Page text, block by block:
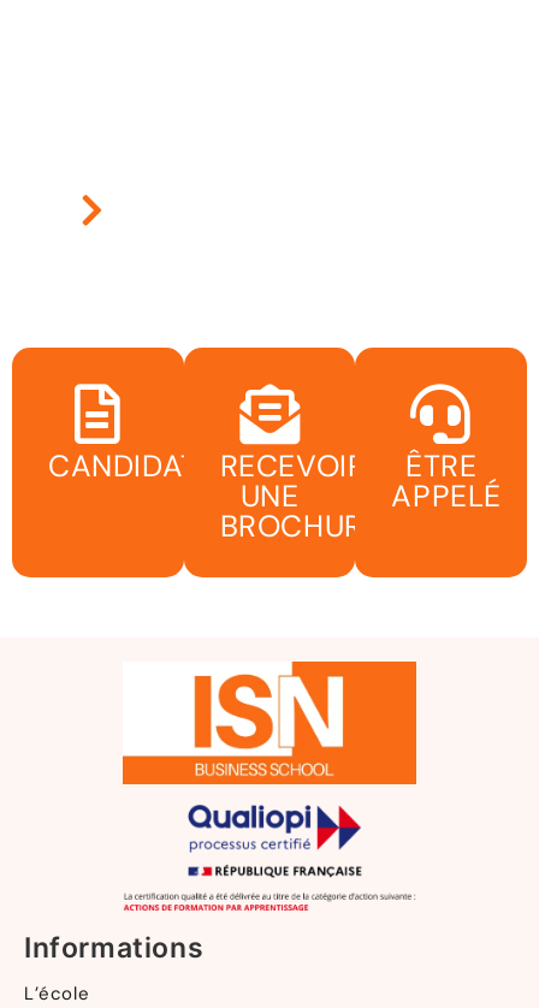
CANDIDATERRECEVOIR
UNE
BROCHURE
ÊTRE
APPELÉ
Informations
L’école